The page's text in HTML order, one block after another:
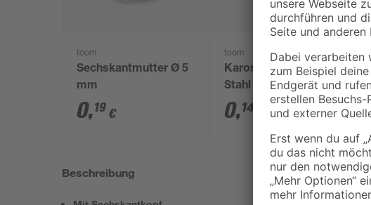
toom
Sechskantmutter Ø 5
mm
0,19 €
toom
Karosseriescheibe
Stahl 15 x 5,3 mm
0,14
Beschreibung